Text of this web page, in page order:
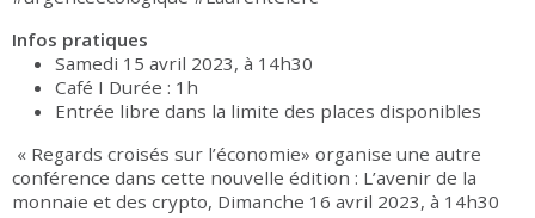
Infos pratiques
Samedi 15 avril 2023, à 14h30
Café I Durée : 1h
Entrée libre dans la limite des places disponibles
« Regards croisés sur l’économie» organise une autre
conférence dans cette nouvelle édition : L’avenir de la
monnaie et des crypto, Dimanche 16 avril 2023, à 14h30